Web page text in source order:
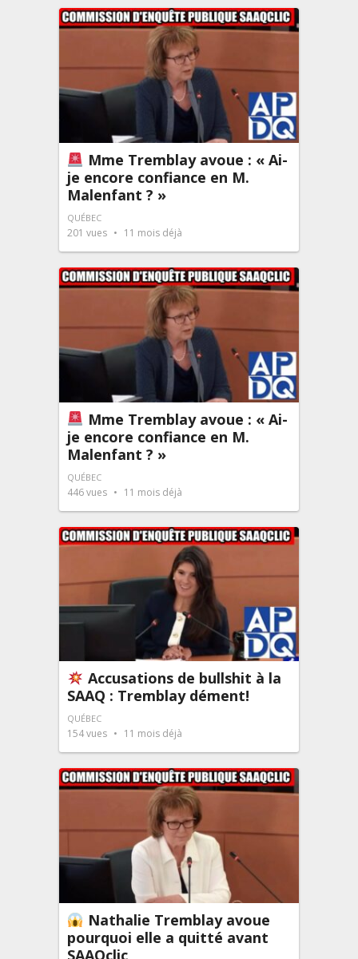
Mme Tremblay avoue : « Ai-
je encore confiance en M.
Malenfant ? »
QUÉBEC
201 vues 11 mois déjà
Mme Tremblay avoue : « Ai-
je encore confiance en M.
Malenfant ? »
QUÉBEC
446vues 11 mois déjà
Accusations de bullshit à la
SAAQ : Tremblay dément!
QUÉBEC
154vues 11 mois déjà
Nathalie Tremblay avoue
pourquoi elle a quitté avant
SAAQclic